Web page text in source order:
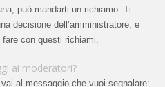
può mandarti un richiamo. Ti
decisione dell’amministratore, e
con questi richiami.
ai moderatori?
al messaggio che vuoi segnalare: